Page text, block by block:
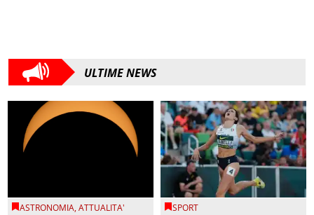
ULTIME NEWS
ASTRONOMIA,ATTUALITA' SPORT